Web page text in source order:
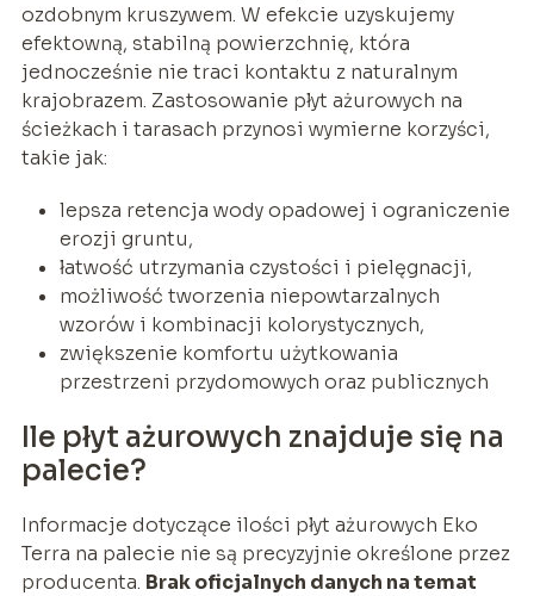
ozdobnym kruszywem. W efekcie uzyskujemy
efektowną, stabilną powierzchnię, która
jednocześnie nie traci kontaktu z naturalnym
krajobrazem. Zastosowanie płyt ażurowych na
ścieżkach i tarasach przynosi wymierne korzyści,
takie jak:
lepsza retencja wody opadowej i ograniczenie
erozji gruntu,
łatwość utrzymania czystości i pielęgnacji,
możliwość tworzenia niepowtarzalnych
wzorów i kombinacji kolorystycznych,
zwiększenie komfortu użytkowania
przestrzeni przydomowych oraz publicznych
Ile płyt ażurowych znajduje się na
palecie?
Informacje dotyczące ilości płyt ażurowych Eko
Terra na palecie nie są precyzyjnie określone przez
producenta. Brak oficjalnych danych na temat